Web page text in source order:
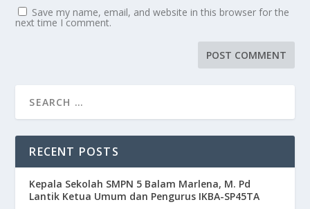
Save my name, email, and website in this browser for the
next time I comment.
RECENT POSTS
Kepala Sekolah SMPN 5 Balam Marlena, M. Pd
Lantik Ketua Umum dan Pengurus IKBA-SP45TA